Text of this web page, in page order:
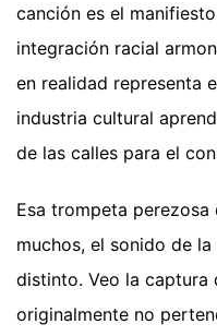
canción es el
integración racial
en realidad representa
industria cultural
de las calles para el
Esa trompeta perezosa
muchos, el sonido de
distinto. Veo la captura
originalmente no